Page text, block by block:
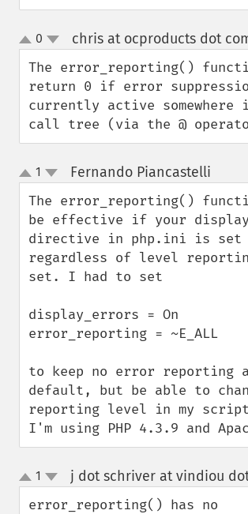
up
down
0 chris at ocproducts dot
The error_reporting()
return 0 if error
currently active somewhere
call tree (via the @
up
down
1 Fernando Piancastelli
The error_reporting()
be effective if your
directive in php.ini is set
regardless of level
set. I had to set
display_errors = On
error_reporting = ~E_ALL
to keep no error reporting
default, but be able to
reporting level in my
I'm using PHP 4.3.9 and
up
down
1 j dot schriver at vindiou
error_reporting() has no